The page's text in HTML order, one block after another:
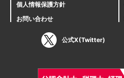
個人情報保護方針
お問い合わせ
公式X(Twitter)